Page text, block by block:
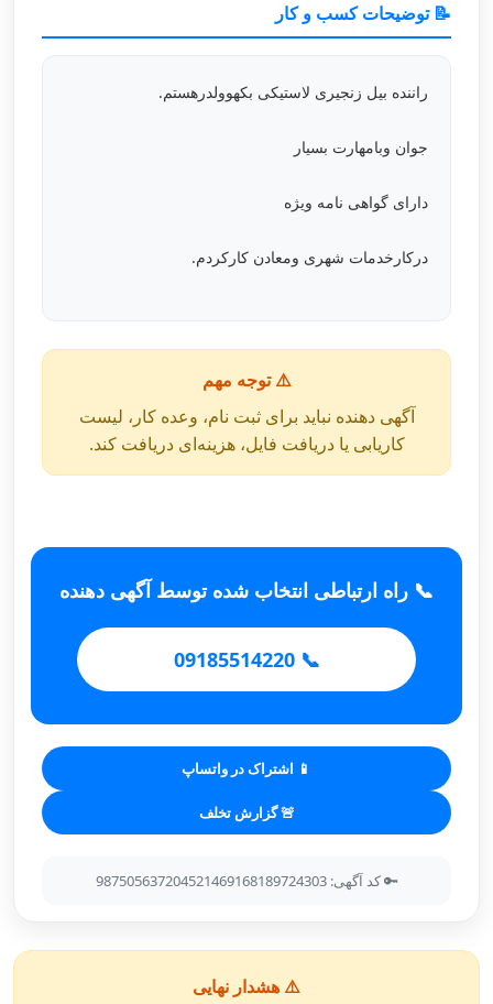
📝 توضیحات کسب و کار
راننده بیل زنجیری لاستیکی بکهوولدرهستم.
جوان وبامهارت بسیار
دارای گواهی نامه ویژه
درکارخدمات شهری ومعادن کارکردم.
⚠️ توجه مهم
آگهی دهنده نباید برای ثبت نام، وعده کار، لیست
کاریابی یا دریافت فایل، هزینه‌ای دریافت کند.
📞 راه ارتباطی انتخاب شده توسط آگهی دهنده
📞 09185514220
📱 اشتراک در واتساپ
🚨 گزارش تخلف
🔑 کد آگهی: 987505637204521469168189724303
⚠️ هشدار نهایی